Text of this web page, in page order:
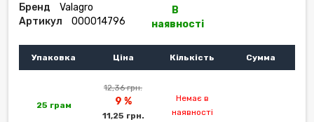
Бренд
Valagro
Артикул
000014796
В
наявності
Упаковка Ціна Кількість Сумма
25 грам
12,36 грн.
9 %
11,25 грн.
Немає в
наявності